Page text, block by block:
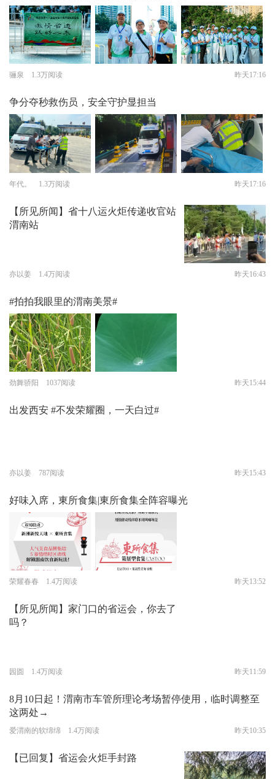
骊泉 1.3万阅读 昨天17:16
争分夺秒救伤员，安全守护显担当
年代。 1.3万阅读 昨天17:16
【所见所闻】省十八运火炬传递收官站
渭南站
亦以姜 1.4万阅读 昨天16:43
#拍拍我眼里的渭南美景#
劲舞骄阳 1037阅读 昨天15:44
出发西安 #不发荣耀圈，一天白过#
亦以姜 787阅读 昨天15:43
好味入席，東所食集|東所食集全阵容曝光
荣耀春春 1.4万阅读 昨天13:52
【所见所闻】家门口的省运会，你去了
吗？
园圆 1.4万阅读 昨天11:59
8月10日起！渭南市车管所理论考场暂停使用，临时调整至
这两处→
爱渭南的软绵绵 1.4万阅读 昨天10:35
【已回复】省运会火炬手封路